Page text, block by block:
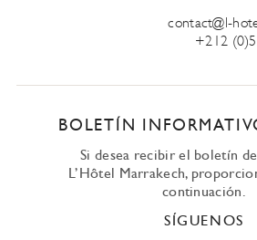
contact@l-
+212
BOLETÍN
Si desea recibir el boletín
L’Hôtel Marrakech,
continuación.
SÍGUENOS